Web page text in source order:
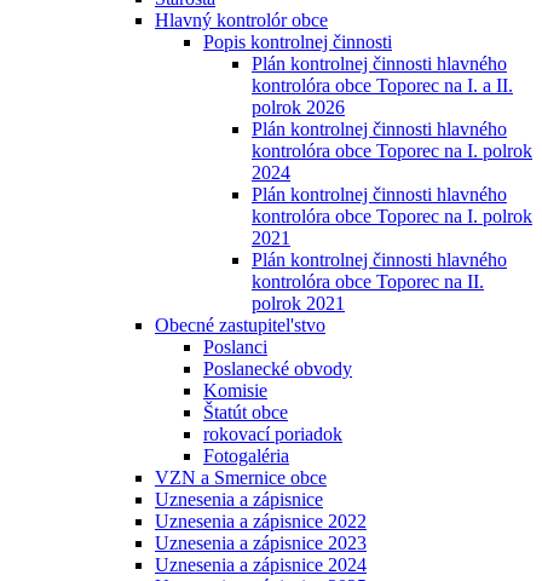
Hlavný kontrolór obce
Popis kontrolnej činnosti
Plán kontrolnej činnosti hlavného
kontrolóra obce Toporec na I. a II.
polrok 2026
Plán kontrolnej činnosti hlavného
kontrolóra obce Toporec na I. polrok
2024
Plán kontrolnej činnosti hlavného
kontrolóra obce Toporec na I. polrok
2021
Plán kontrolnej činnosti hlavného
kontrolóra obce Toporec na II.
polrok 2021
Obecné zastupitel'stvo
Poslanci
Poslanecké obvody
Komisie
Štatút obce
rokovací poriadok
Fotogaléria
VZN a Smernice obce
Uznesenia a zápisnice
Uznesenia a zápisnice 2022
Uznesenia a zápisnice 2023
Uznesenia a zápisnice 2024